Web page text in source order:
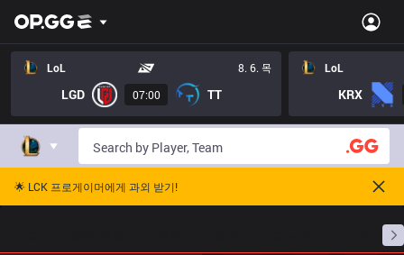
LoL 8. 6. 목
LGD 07:00 TT
LoL
KRX
🌟 LCK 프로게이머에게 과외 받기!
프로빌